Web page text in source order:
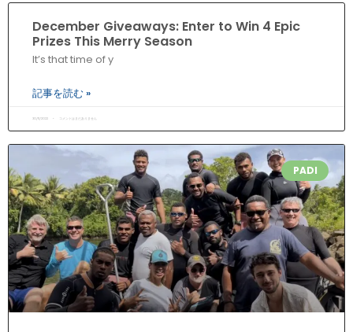
December Giveaways: Enter to Win 4 Epic
Prizes This Merry Season
It’s that time of y
記事を読む »
30/11/2022 コメントはまだありません
PADI